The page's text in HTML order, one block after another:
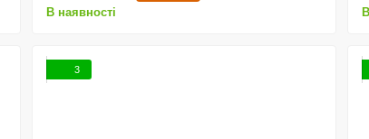
В наявності
3